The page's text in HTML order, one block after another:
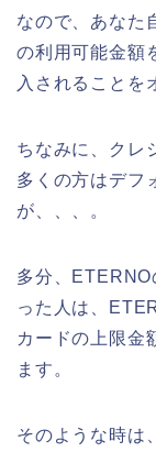
なので、あなた
の利用可能金額
入されることを
ちなみに、クレ
多くの方はデフ
が、、、。
多分、ETERNO
った人は、
カードの上限金
ます。
そのような時は